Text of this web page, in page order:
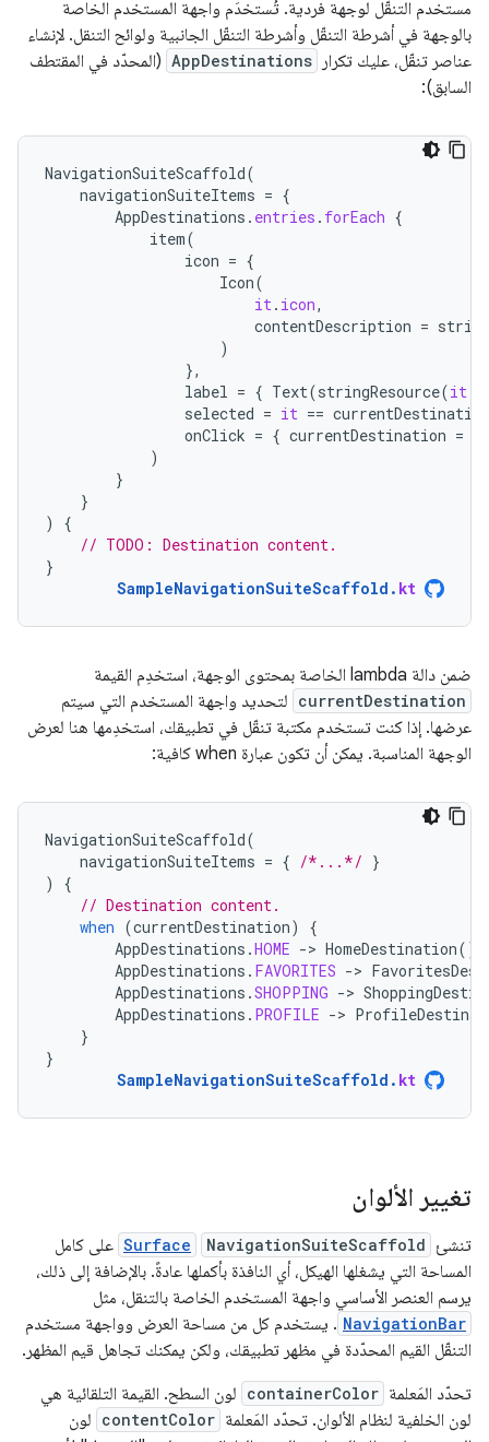
مستخدم التنقّل لوجهة فردية. تُستخدَم واجهة المستخدم الخاصة
بالوجهة في أشرطة التنقّل وأشرطة التنقّل الجانبية ولوائح التنقل. لإنشاء
عناصر تنقّل، عليك تكرار
AppDestinations (المحدّد في المقتطف
السابق):
NavigationSuiteScaffold(
navigationSuiteItems = {
AppDestinations . entries . forEach {
item(
icon = {
Icon(
it . icon,
contentDescription =
)
},
label = { Text(stringResource(it
selected = it == currentDestination
onClick = { currentDestination =
)
}
}
)
{
// TODO: Destination content.
}
SampleNavigationSuiteScaffold . kt
ضمن دالة lambda الخاصة بمحتوى الوجهة، استخدِم القيمة
currentDestination لتحديد واجهة المستخدم التي سيتم
عرضها. إذا كنت تستخدم مكتبة تنقّل في تطبيقك، استخدِمها هنا لعرض
الوجهة المناسبة. يمكن أن تكون عبارة when كافية:
NavigationSuiteScaffold(
navigationSuiteItems = { /*...*/ }
)
{
// Destination content.
when (currentDestination)
{
AppDestinations .HOME -> HomeDestination()
AppDestinations . FAVORITES ->
AppDestinations .SHOPPING ->
AppDestinations . PROFILE ->
}
}
SampleNavigationSuiteScaffold . kt
تغيير الألوان
تنشئ NavigationSuiteScaffold
Surface على كامل
المساحة التي يشغلها الهيكل، أي النافذة بأكملها عادةً. بالإضافة إلى ذلك،
يرسم العنصر الأساسي واجهة المستخدم الخاصة بالتنقل، مثل
NavigationBar . يستخدم كل من مساحة العرض وواجهة مستخدم
التنقّل القيم المحدّدة في مظهر تطبيقك، ولكن يمكنك تجاهل قيم المظهر.
تحدّد المَعلمة containerColor لون السطح. القيمة التلقائية هي
لون الخلفية لنظام الألوان. تحدّد المَعلمة contentColor لون